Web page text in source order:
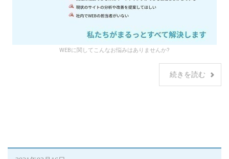
WEBに関してこんなお悩みはありませんか?
続きを読む